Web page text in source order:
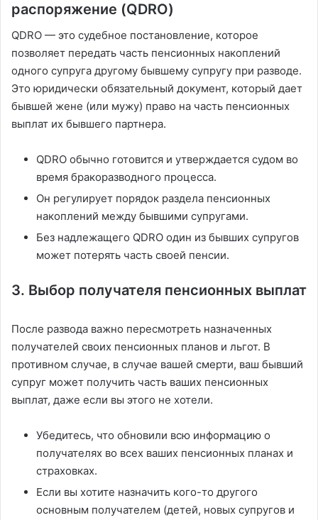
распоряжение (QDRO)
QDRO — это судебное постановление, которое
позволяет передать часть пенсионных накоплений
одного супруга другому бывшему супругу при разводе.
Это юридически обязательный документ, который дает
бывшей жене (или мужу) право на часть пенсионных
выплат их бывшего партнера.
QDRO обычно готовится и утверждается судом во
время бракоразводного процесса.
Он регулирует порядок раздела пенсионных
накоплений между бывшими супругами.
Без надлежащего QDRO один из бывших супругов
может потерять часть своей пенсии.
3. Выбор получателя пенсионных выплат
После развода важно пересмотреть назначенных
получателей своих пенсионных планов и льгот. В
противном случае, в случае вашей смерти, ваш бывший
супруг может получить часть ваших пенсионных
выплат, даже если вы этого не хотели.
Убедитесь, что обновили всю информацию о
получателях во всех ваших пенсионных планах и
страховках.
Если вы хотите назначить кого-то другого
основным получателем (детей, новых супругов и